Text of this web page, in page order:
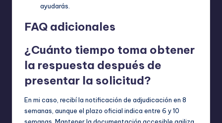
ayudarás.
FAQ adicionales
¿Cuánto tiempo toma obtener
la respuesta después de
presentar la solicitud?
En mi caso, recibí la notificación de adjudicación en 8
semanas, aunque el plazo oficial indica entre 6 y 10